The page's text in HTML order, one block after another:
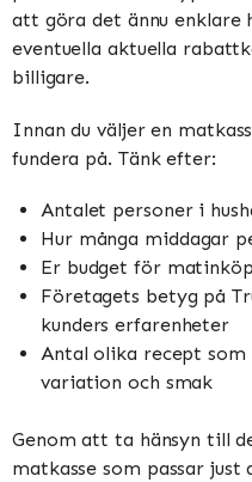
att göra det ännu enklare
eventuella aktuella
billigare.
Innan du väljer en
fundera på. Tänk efter:
Antalet personer i
Hur många middagar
Er budget för matinköp
Företagets betyg på
kunders erfarenheter
Antal olika recept
variation och smak
Genom att ta hänsyn till
matkasse som passar just